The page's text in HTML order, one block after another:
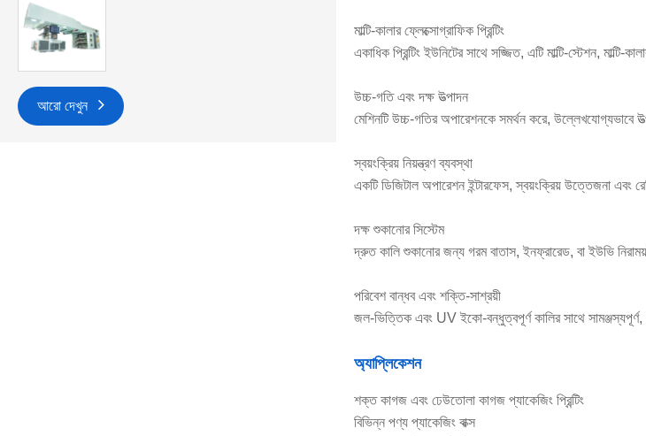
আরো দেখুন
মাল্টি-কালার ফ্লেক্সোগ্রাফিক প্রিন্টিং
একাধিক প্রিন্টিং ইউনিটের সাথে সজ্জিত, এটি মাল্টি-স্টেশন, মাল্টি-
উচ্চ-গতি এবং দক্ষ উত্পাদন
মেশিনটি উচ্চ-গতির অপারেশনকে সমর্থন করে, উল্লেখযোগ্যভাবে
স্বয়ংক্রিয় নিয়ন্ত্রণ ব্যবস্থা
একটি ডিজিটাল অপারেশন ইন্টারফেস, স্বয়ংক্রিয় উত্তেজনা এবং
দক্ষ শুকানোর সিস্টেম
দ্রুত কালি শুকানোর জন্য গরম বাতাস, ইনফ্রারেড, বা ইউভি নিরাময়
পরিবেশ বান্ধব এবং শক্তি-সাশ্রয়ী
জল-ভিত্তিক এবং UV ইকো-বন্ধুত্বপূর্ণ কালির সাথে
অ্যাপ্লিকেশন
শক্ত কাগজ এবং ঢেউতোলা কাগজ প্যাকেজিং প্রিন্টিং
বিভিন্ন পণ্য প্যাকেজিং বাক্স